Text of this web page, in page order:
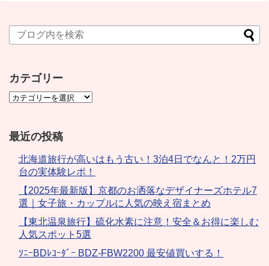
カテゴリー
最近の投稿
北海道旅行が高いはもう古い！3泊4日でなんと！2万円
台の実体験レポ！
【2025年最新版】京都のお洒落なデザイナーズホテル7
選｜女子旅・カップルに人気の映え宿まとめ
【東北温泉旅行】硫化水素に注意！安全＆お得に楽しむ
人気スポット5選
ｿﾆｰBDﾚｺｰﾀﾞｰ BDZ-FBW2200 最安値買いする！